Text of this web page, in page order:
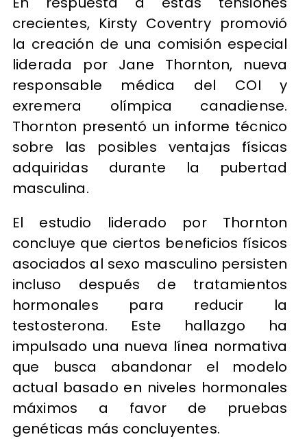
crecientes, Kirsty Coventry promovió
la creación de una comisión especial
liderada por Jane Thornton, nueva
responsable médica del COI y
exremera olímpica canadiense.
Thornton presentó un informe técnico
sobre las posibles ventajas físicas
adquiridas durante la pubertad
masculina.
El estudio liderado por Thornton
concluye que ciertos beneficios físicos
asociados al sexo masculino persisten
incluso después de tratamientos
hormonales para reducir la
testosterona. Este hallazgo ha
impulsado una nueva línea normativa
que busca abandonar el modelo
actual basado en niveles hormonales
máximos a favor de pruebas
genéticas más concluyentes.